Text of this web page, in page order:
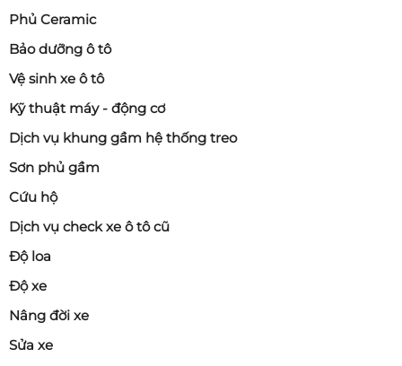
Phủ Ceramic
Bảo dưỡng ô tô
Vệ sinh xe ô tô
Kỹ thuật máy - động cơ
Dịch vụ khung gầm hệ thống treo
Sơn phủ gầm
Cứu hộ
Dịch vụ check xe ô tô cũ
Độ loa
Độ xe
Nâng đời xe
Sửa xe